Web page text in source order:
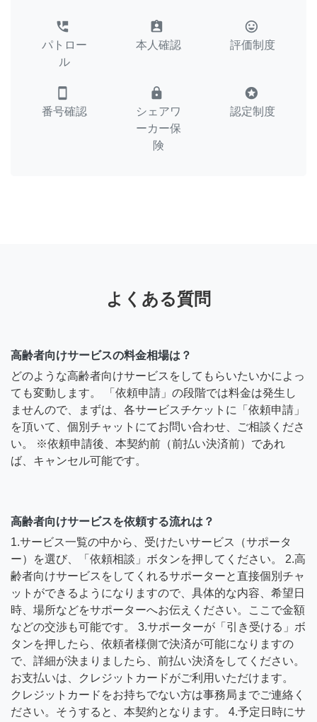
perm_phone_msg
パトロー
ル
assignment_ind
本人確認
tag_faces
評価制度
smartphone
番号確認
lock
シェアワ
ーカー保
険
stars
認定制度
よくある質問
高齢者向けサービスの料金相場は？
どのような高齢者向けサービスをしてもらいたいかによっ
ても変動します。 「依頼申請」の段階では料金は発生し
ませんので、まずは、各サービスチケットに「依頼申請」
を頂いて、個別チャットにてお問い合わせ、ご相談くださ
い。 ※依頼申請後、本契約前（前払い決済前）であれ
ば、キャンセル可能です。
高齢者向けサービスを依頼する流れは？
1.サービス一覧の中から、受けたいサービス（サポータ
ー）を選び、「依頼相談」ボタンを押してください。 2.高
齢者向けサービスをしてくれるサポーターと直接個別チャ
ットができるようになりますので、具体的な内容、希望日
時、場所などをサポーターへお伝えください。ここで金額
などの交渉も可能です。 3.サポーターが「引き受ける」ボ
タンを押したら、依頼者様側で決済が可能になりますの
で、詳細が決まりましたら、前払い決済をしてください。
お支払いは、クレジットカードがご利用いただけます。
クレジットカードをお持ちでない方は事務局までご連絡く
ださい。そうすると、本契約となります。 4.予定日時にサ